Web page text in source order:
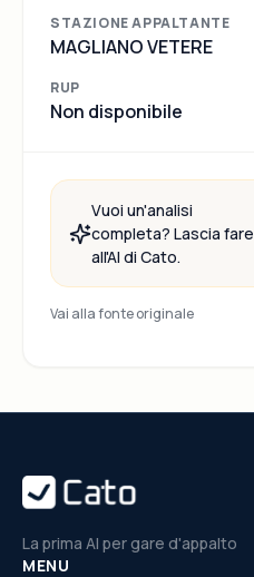
DEL CCR
STAZIONE APPALTANTE
MAGLIANO VETERE
RUP
Non disponibile
Vuoi un'analisi
completa? Lascia fare
all'AI di Cato.
Vai alla fonte originale
La prima AI per gare d'appalto
MENU